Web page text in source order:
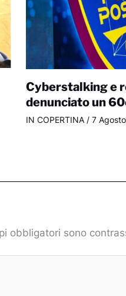
Cyberstalking e
denunciato un
IN COPERTINA / 7
obbligatori sono